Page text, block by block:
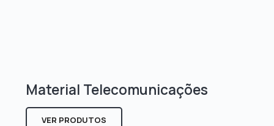
Material Telecomunicações
VER PRODUTOS